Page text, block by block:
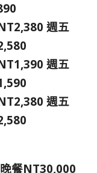
週五
週五
週五
餐NT30,000